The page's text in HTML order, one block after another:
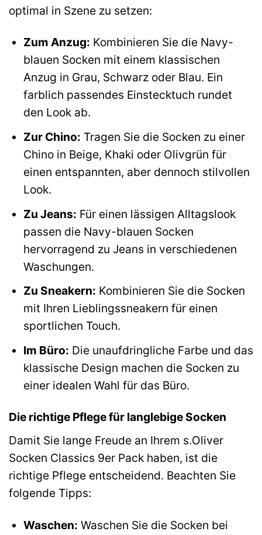
optimal in Szene zu setzen:
Zum Anzug: Kombinieren Sie die Navy-
blauen Socken mit einem klassischen
Anzug in Grau, Schwarz oder Blau. Ein
farblich passendes Einstecktuch rundet
den Look ab.
Zur Chino: Tragen Sie die Socken zu einer
Chino in Beige, Khaki oder Olivgrün für
einen entspannten, aber dennoch stilvollen
Look.
Zu Jeans: Für einen lässigen Alltagslook
passen die Navy-blauen Socken
hervorragend zu Jeans in verschiedenen
Waschungen.
Zu Sneakern: Kombinieren Sie die Socken
mit Ihren Lieblingssneakern für einen
sportlichen Touch.
Im Büro: Die unaufdringliche Farbe und das
klassische Design machen die Socken zu
einer idealen Wahl für das Büro.
Die richtige Pflege für langlebige Socken
Damit Sie lange Freude an Ihrem s.Oliver
Socken Classics 9er Pack haben, ist die
richtige Pflege entscheidend. Beachten Sie
folgende Tipps:
Waschen: Waschen Sie die Socken bei